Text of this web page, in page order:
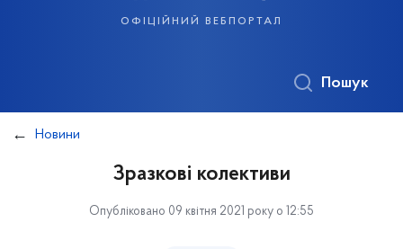
офіційний вебпортал
Пошук
Новини
Зразкові колективи
Опубліковано 09 квітня 2021 року о 12:55